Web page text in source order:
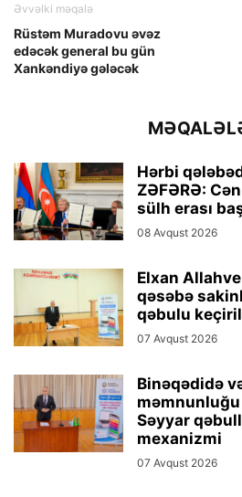
Əvvəlki məqalə
Rüstəm Muradovu əvəz
edəcək general bu gün
Xankəndiyə gələcək
Hərbi
ZƏFƏRƏ:
sülh erası
08 Avqust 2026
Elxan
qəsəbə
qəbulu
07 Avqust 2026
Binəqədidə
Səyyar
mexanizmi
07 Avqust 2026